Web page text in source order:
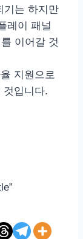
기는 하지만
레이 패널
이어갈 것
지원으로
것입니다.